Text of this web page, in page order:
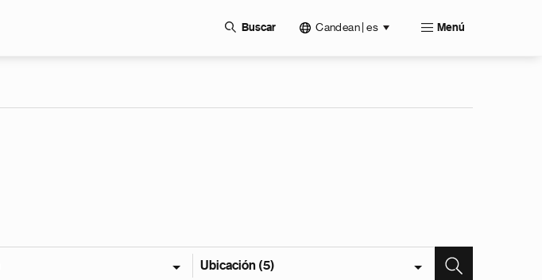
Buscar Candean | es Menú
Ubicación (5)